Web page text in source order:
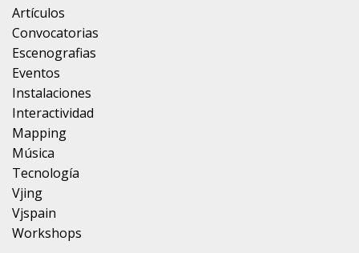
Artículos
Convocatorias
Escenografias
Eventos
Instalaciones
Interactividad
Mapping
Música
Tecnología
Vjing
Vjspain
Workshops